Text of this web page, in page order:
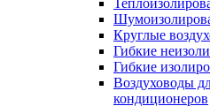
Круглые
Гибкие
Гибкие
Воздуховоды
кондиционеров